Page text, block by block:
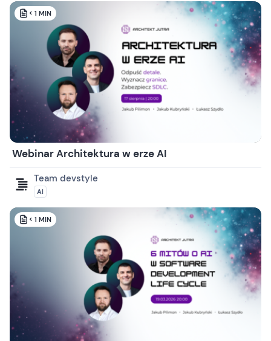
< 1 MIN
Webinar Architektura w erze AI
Team devstyle
AI
< 1 MIN